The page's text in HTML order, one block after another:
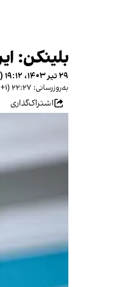
بلینکن:
۲۹ تیر ۱۴۰۳، ۱۹:۱۲ (‎+۱ گرینویچ)
به‌روزرسانی: ۲۲:۲۷ (‎+۱ گرینویچ)
اشتراک‌گذاری